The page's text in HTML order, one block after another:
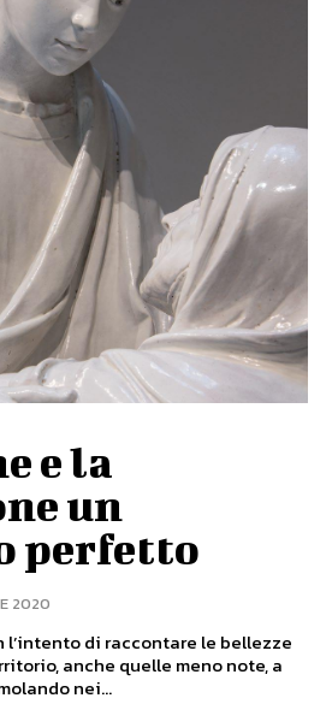
e la
un
perfetto
2020
l’intento di raccontare le bellezze
anche quelle meno note, a
nei...